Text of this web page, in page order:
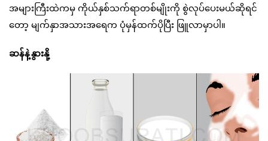
အများကြီးထဲကမှ ကိုယ်နှစ်သက်ရာတစ်မျိုးကို စွဲလုပ်ပေးမယ်ဆိုရင်
တော့ မျက်နှာအသားအရေက ပုံမှန်ထက်ပိုပြီး ဖြူလာမှာပါ။
ဆန်နဲ့နွားနို့